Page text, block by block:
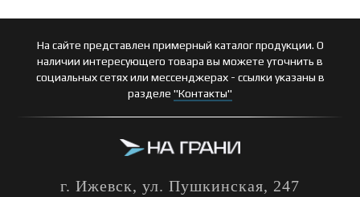
На сайте представлен примерный каталог продукции. О
наличии интересующего товара вы можете уточнить в
социальных сетях или мессенджерах - ссылки указаны в
разделе "Контакты"
г. Ижевск, ул. Пушкинская, 247